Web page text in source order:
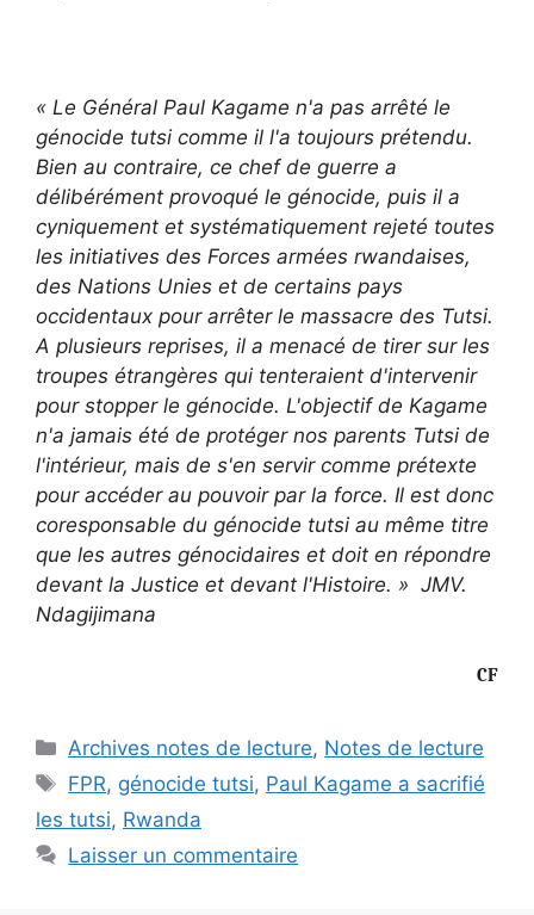
« Le Général Paul Kagame n'a pas arrêté le
génocide tutsi comme il l'a toujours prétendu.
Bien au contraire, ce chef de guerre a
délibérément provoqué le génocide, puis il a
cyniquement et systématiquement rejeté toutes
les initiatives des Forces armées rwandaises,
des Nations Unies et de certains pays
occidentaux pour arrêter le massacre des Tutsi.
A plusieurs reprises, il a menacé de tirer sur les
troupes étrangères qui tenteraient d'intervenir
pour stopper le génocide. L'objectif de Kagame
n'a jamais été de protéger nos parents Tutsi de
l'intérieur, mais de s'en servir comme prétexte
pour accéder au pouvoir par la force. Il est donc
coresponsable du génocide tutsi au même titre
que les autres génocidaires et doit en répondre
devant la Justice et devant l'Histoire. » JMV.
Ndagijimana
CF
Catégories
Archives notes de lecture, Notes de lecture
Étiquettes
FPR, génocide tutsi, Paul Kagame a sacrifié
les tutsi, Rwanda
Laisser un commentaire